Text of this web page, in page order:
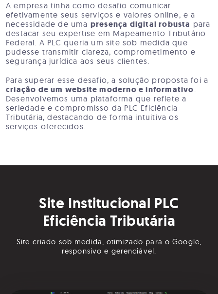
A empresa tinha como desafio comunicar
efetivamente seus serviços e valores online, e a
necessidade de uma presença digital robusta para
destacar seu expertise em Mapeamento Tributário
Federal. A PLC queria um site sob medida que
pudesse transmitir clareza, comprometimento e
segurança jurídica aos seus clientes.
Para superar esse desafio, a solução proposta foi a
criação de um website moderno e informativo.
Desenvolvemos uma plataforma que reflete a
seriedade e compromisso da PLC Eficiência
Tributária, destacando de forma intuitiva os
serviços oferecidos.
Site Institucional PLC
Eficiência Tributária
Site criado sob medida, otimizado para o Google,
responsivo e gerenciável.